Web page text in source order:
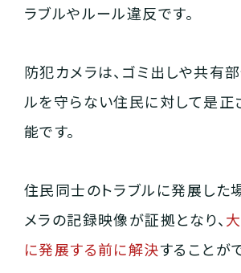
ラブルやルール違反です。
防犯カメラは、ゴミ出しや共有
ルを守らない住民に対して是正
能です。
住民同士のトラブルに発展した
メラの記録映像が証拠となり、
に発展する前に解決することが